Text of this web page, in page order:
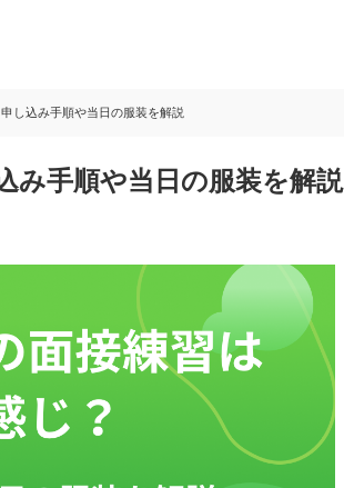
し込み手順や当日の服装を解説
み手順や当日の服装を解説